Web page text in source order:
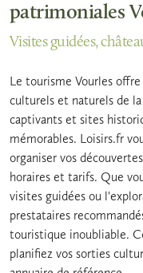
patrimoniales
Visites guidées,
Le tourisme Vourles
culturels et naturels de
captivants et sites
mémorables. Loisirs.fr
organiser vos
horaires et tarifs. Que
visites guidées ou
prestataires
touristique inoubliable.
planifiez vos sorties